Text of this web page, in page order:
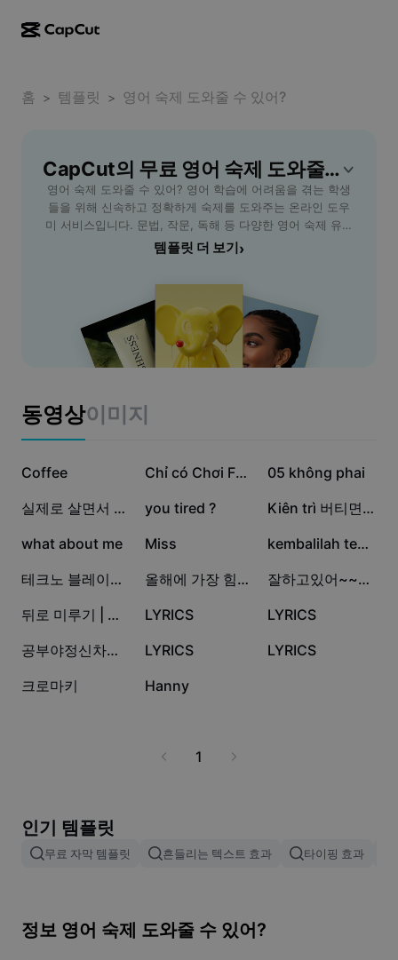
CapCut 데스크톱
CapCut Pad
CapCut 모바일
동영상 스튜디오
AI 동영상 생성기
AI 이미지 생성기
Dreamina Seedance 2.5
Nano Banana Pro
이미지 병합
이미지 비율 조정
동영상 에디터 및 생성기
이미지 에디터 및 생성기
음성 생성기 및 에디터
사용 사례
마케팅
소셜 미디어 템플릿
더 보기
효과 템플릿
산업 템플릿
요약 템플릿
이니셔티브
제휴 사용자
크리에이티브 파트너 프로그램
CapCut 크리에이티브 캠퍼스
보안 센터
고객 지원 센터
CapCut 서비스 약관 정보
Dreamina Seedance 2.0 Launch
홈 > 템플릿 > 영어 숙제 도와줄 수 있어?
CapCut의 무료 영어 숙제 도와줄 수 있어? 템플릿
영어 숙제 도와줄 수 있어? 영어 학습에 어려움을 겪는 학생
들을 위해 신속하고 정확하게 숙제를 도와주는 온라인 도우
미 서비스입니다. 문법, 작문, 독해 등 다양한 영어 숙제 유형
을 전문가가 꼼꼼하게 지원하며, 실시간 피드백을 통해 영어
다. 부담 없이 질문하고, 단계별 설명과 예시 답안으로 숙제를
쉽게 해결하세요. 나만의 공부 스타일에 맞춘 1:1 개별 상담도
가능하니, 영어 숙제 걱정은 이제 그만! 신뢰할 수 있는 영어
숙제 해결 서비스로 학습 효율을 높여보세요.
템플릿 더 보기 ›
동영상이미지
12.6만
Coffee 2.3만 Chỉ có Chơi FF mới 1.7만
05 không phai
1.3만 실제로 살면서 들었던말 1.2만
you tired ? 2.5천 Kiên trì 버티면 돼
2.5천
what about me 2.1천
Miss 476 kembalilah temanku
201 테크노 블레이드🥹 193 올해에 가장 힘들었던 일 TOP10 180 잘하고있어~~노래로쓰는이야기
94 뒤로 미루기 | 재업 83
LYRICS 77
LYRICS
58 공부야정신차려라 45
LYRICS 32
LYRICS
12
크로마키 6
Hanny
1
인기 템플릿
무료 자막 템플릿 흔들리는 텍스트 효과 타이핑 효과
정보 영어 숙제 도와줄 수 있어?